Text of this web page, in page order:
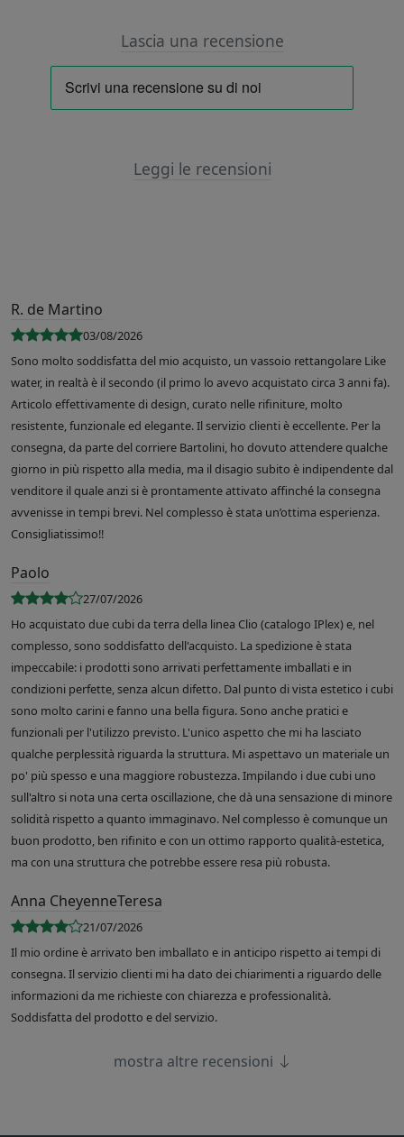
Lascia una recensione
Leggi le recensioni
R. de Martino
03/08/2026
Sono molto soddisfatta del mio acquisto, un vassoio rettangolare Like
water, in realtà è il secondo (il primo lo avevo acquistato circa 3 anni fa).
Articolo effettivamente di design, curato nelle rifiniture, molto
resistente, funzionale ed elegante. Il servizio clienti è eccellente. Per la
consegna, da parte del corriere Bartolini, ho dovuto attendere qualche
giorno in più rispetto alla media, ma il disagio subito è indipendente dal
venditore il quale anzi si è prontamente attivato affinché la consegna
avvenisse in tempi brevi. Nel complesso è stata un’ottima esperienza.
Consigliatissimo!!
Paolo
27/07/2026
Ho acquistato due cubi da terra della linea Clio (catalogo IPlex) e, nel
complesso, sono soddisfatto dell'acquisto. La spedizione è stata
impeccabile: i prodotti sono arrivati perfettamente imballati e in
condizioni perfette, senza alcun difetto. Dal punto di vista estetico i cubi
sono molto carini e fanno una bella figura. Sono anche pratici e
funzionali per l'utilizzo previsto. L'unico aspetto che mi ha lasciato
qualche perplessità riguarda la struttura. Mi aspettavo un materiale un
po' più spesso e una maggiore robustezza. Impilando i due cubi uno
sull'altro si nota una certa oscillazione, che dà una sensazione di minore
solidità rispetto a quanto immaginavo. Nel complesso è comunque un
buon prodotto, ben rifinito e con un ottimo rapporto qualità-estetica,
ma con una struttura che potrebbe essere resa più robusta.
Anna CheyenneTeresa
21/07/2026
Il mio ordine è arrivato ben imballato e in anticipo rispetto ai tempi di
consegna. Il servizio clienti mi ha dato dei chiarimenti a riguardo delle
informazioni da me richieste con chiarezza e professionalità.
Soddisfatta del prodotto e del servizio.
mostra altre recensioni